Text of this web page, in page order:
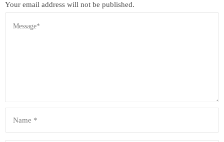
Your email address will not be published.